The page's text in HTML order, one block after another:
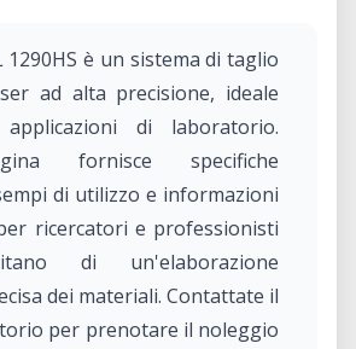
1290HS è un sistema di taglio
ad alta precisione, ideale
di laboratorio.
fornisce specifiche
di utilizzo e informazioni
ricercatori e professionisti
di un'elaborazione
dei materiali. Contattate il
per prenotare il noleggio